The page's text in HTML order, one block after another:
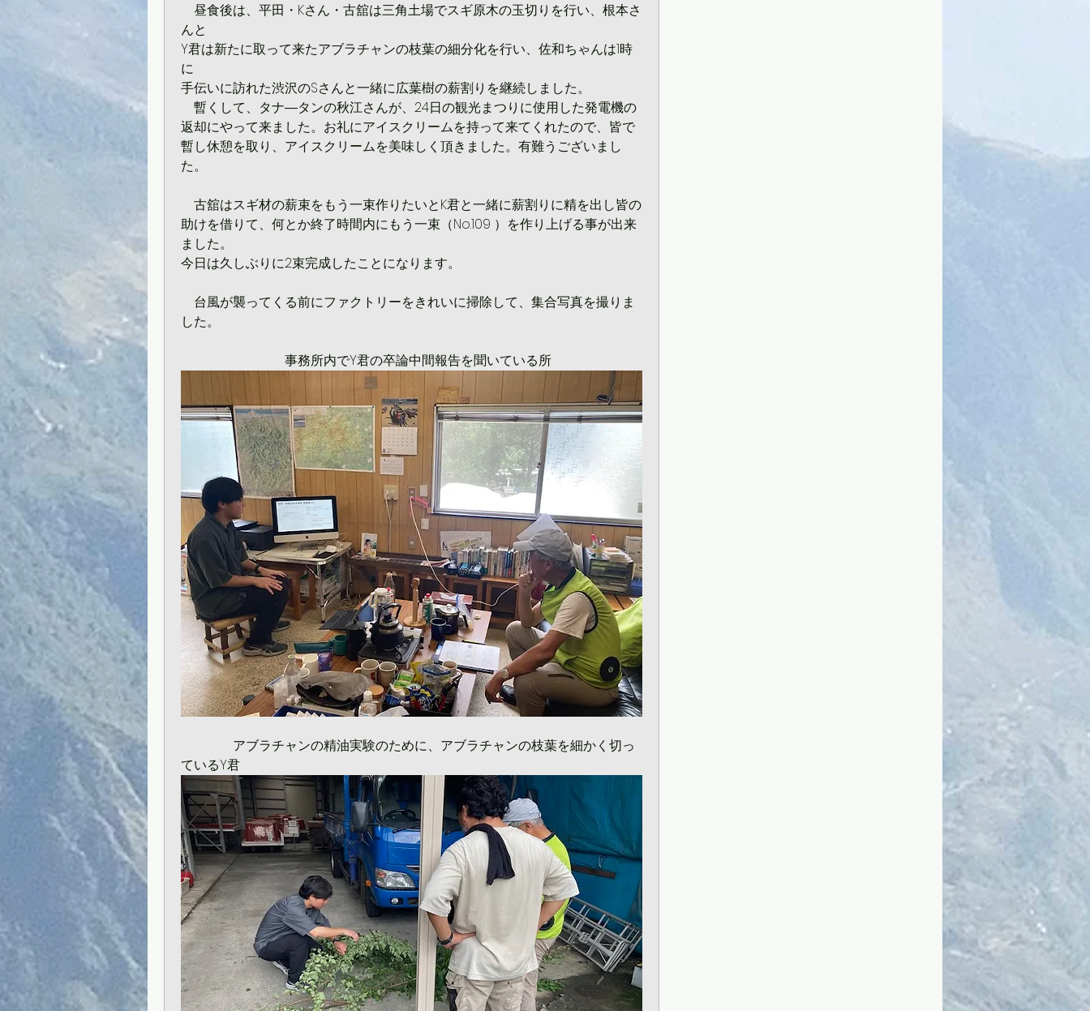
昼食後は、平田・Kさん・古舘は三角土場でスギ原木の玉切りを行い、根本さ
んと
Y君は新たに取って来たアブラチャンの枝葉の細分化を行い、佐和ちゃんは1時
に
手伝いに訪れた渋沢のSさんと一緒に広葉樹の薪割りを継続しました。
暫くして、タナ―タンの秋江さんが、24日の観光まつりに使用した発電機の
返却にやって来ました。お礼にアイスクリームを持って来てくれたので、皆で
暫し休憩を取り、アイスクリームを美味しく頂きました。有難うございまし
た。
古舘はスギ材の薪束をもう一束作りたいとK君と一緒に薪割りに精を出し皆の
助けを借りて、何とか終了時間内にもう一束（No.109 ）を作り上げる事が出来
ました。
今日は久しぶりに2束完成したことになります。
台風が襲ってくる前にファクトリーをきれいに掃除して、集合写真を撮りま
した。
事務所内でY君の卒論中間報告を聞いている所
アブラチャンの精油実験のために、アブラチャンの枝葉を細かく切っ
ているY君